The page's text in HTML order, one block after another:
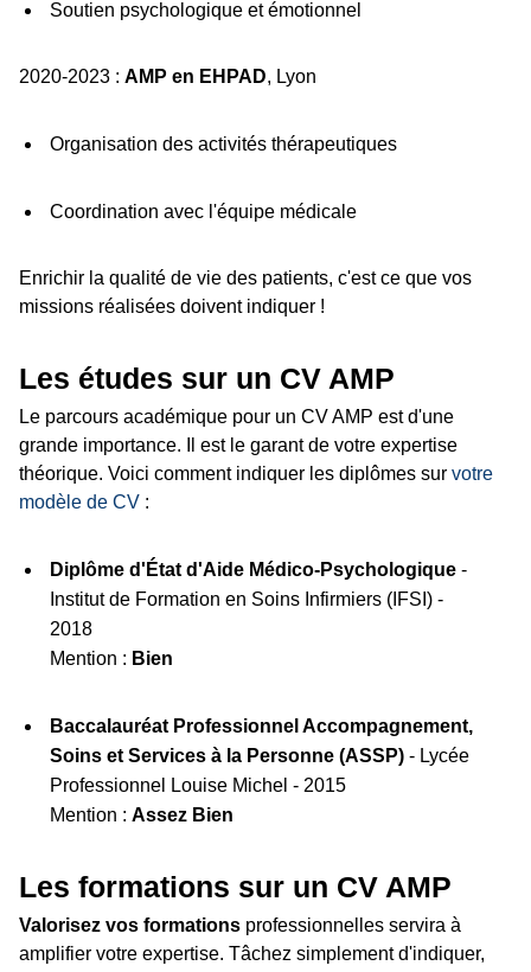
Soutien psychologique et émotionnel
2020-2023 : AMP en EHPAD, Lyon
Organisation des activités thérapeutiques
Coordination avec l'équipe médicale
Enrichir la qualité de vie des patients, c'est ce que vos
missions réalisées doivent indiquer !
Les études sur un CV AMP
Le parcours académique pour un CV AMP est d'une
grande importance. Il est le garant de votre expertise
théorique. Voici comment indiquer les diplômes sur votre
modèle de CV :
Diplôme d'État d'Aide Médico-Psychologique-
Institut de Formation en Soins Infirmiers (IFSI) -
2018
Mention : Bien
Baccalauréat Professionnel Accompagnement,
Soins et Services à la Personne (ASSP)- Lycée
Professionnel Louise Michel - 2015
Mention : Assez Bien
Les formations sur un CV AMP
Valorisez vos formations professionnelles servira à
amplifier votre expertise. Tâchez simplement d'indiquer,